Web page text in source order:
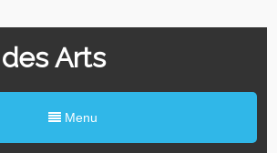
Arts
Menu